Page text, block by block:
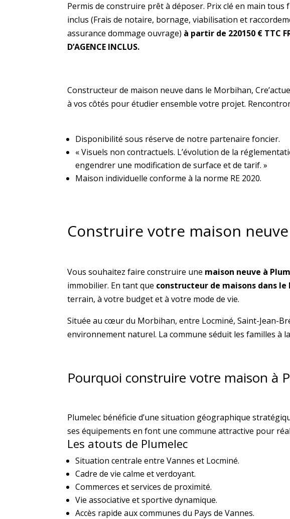
Permis de construire prêt à déposer. Prix clé en main tous
inclus (Frais de notaire, bornage, viabilisation et
assurance dommage ouvrage) à partir de 220150 € TTC
D’AGENCE INCLUS.
Constructeur de maison neuve dans le Morbihan,
à vos côtés pour étudier ensemble votre projet.
Disponibilité sous réserve de notre partenaire foncier.
« Visuels non contractuels. L’évolution de la
engendrer une modification de surface et de tarif. »
Maison individuelle conforme à la norme RE 2020.
Construire votre maison neuve
Vous souhaitez faire construire une maison neuve à
immobilier. En tant que constructeur de maisons dans le
terrain, à votre budget et à votre mode de vie.
Située au cœur du Morbihan, entre Locminé, Saint-Jean-
environnement naturel. La commune séduit les familles à
Pourquoi construire votre maison à
Plumelec bénéficie d’une situation géographique
ses équipements en font une commune attractive pour
Les atouts de Plumelec
Situation centrale entre Vannes et Locminé.
Cadre de vie calme et verdoyant.
Commerces et services de proximité.
Vie associative et sportive dynamique.
Accès rapide aux communes du Pays de Vannes.